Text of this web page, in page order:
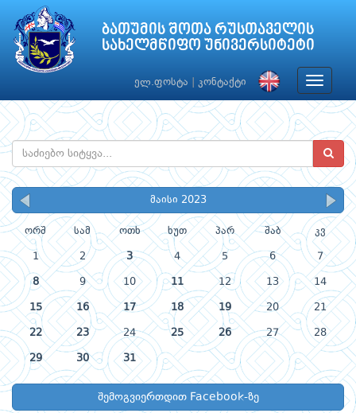
ბათუმის შოთა რუსთაველის
სახელმწიფო უნივერსიტეტი
ელ.ფოსტა კონტაქტი
Toggle
მაისი 2023
ორშ სამ ოთხ ხუთ პარ შაბ კვ
1 2 3 4 5 6 7
8 9 10 11 12 13 14
15 16 17 18 19 20 21
22 23 24 25 26 27 28
29 30 31
შემოგვიერთდით Facebook-ზე